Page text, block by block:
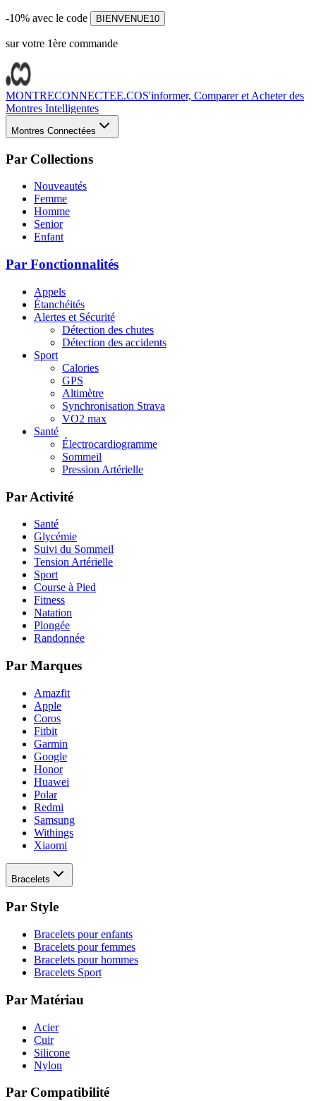
-10% avec le code BIENVENUE10
sur votre 1ère commande
MONTRECONNECTEE.COS'informer, Comparer et Acheter des
Montres Intelligentes
Montres Connectées
Par Collections
Nouveautés
Femme
Homme
Senior
Enfant
Par Fonctionnalités
Appels
Étanchéités
Alertes et Sécurité
Détection des chutes
Détection des accidents
Sport
Calories
GPS
Altimètre
Synchronisation Strava
VO2 max
Santé
Électrocardiogramme
Sommeil
Pression Artérielle
Par Activité
Santé
Glycémie
Suivi du Sommeil
Tension Artérielle
Sport
Course à Pied
Fitness
Natation
Plongée
Randonnée
Par Marques
Amazfit
Apple
Coros
Fitbit
Garmin
Google
Honor
Huawei
Polar
Redmi
Samsung
Withings
Xiaomi
Bracelets
Par Style
Bracelets pour enfants
Bracelets pour femmes
Bracelets pour hommes
Bracelets Sport
Par Matériau
Acier
Cuir
Silicone
Nylon
Par Compatibilité